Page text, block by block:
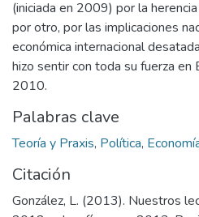
(iniciada en 2009) por la
por otro, por las implicaciones
económica internacional
hizo sentir con toda su fuerza
2010.
Palabras clave
Teoría y Praxis, Política,
Citación
González, L. (2013). Nuestros